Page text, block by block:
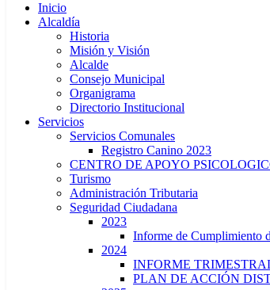
Inicio
Alcaldía
Historia
Misión y Visión
Alcalde
Consejo Municipal
Organigrama
Directorio Institucional
Servicios
Servicios Comunales
Registro Canino 2023
CENTRO DE APOYO
Turismo
Administración Tributaria
Seguridad Ciudadana
2023
Informe de Cumplimiento
2024
INFORME
PLAN DE ACCIÓN